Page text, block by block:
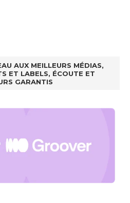
AUX MEILLEURS MÉDIAS,
ET LABELS, ÉCOUTE ET
GARANTIS